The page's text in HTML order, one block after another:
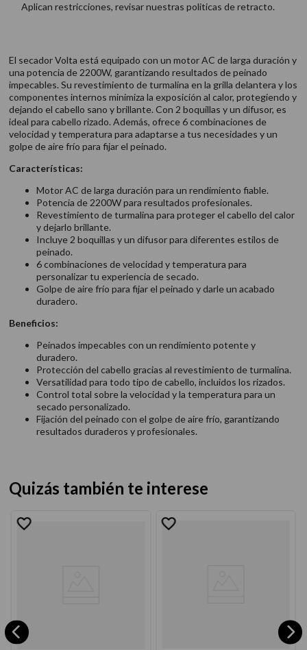
Aplican restricciones, revisar nuestras politicas de retracto.
El secador Volta está equipado con un motor AC de larga duración y
una potencia de 2200W, garantizando resultados de peinado
impecables. Su revestimiento de turmalina en la grilla delantera y los
componentes internos minimiza la exposición al calor, protegiendo y
dejando el cabello sano y brillante. Con 2 boquillas y un difusor, es
ideal para cabello rizado. Además, ofrece 6 combinaciones de
velocidad y temperatura para adaptarse a tus necesidades y un
golpe de aire frío para fijar el peinado.
Características:
Motor AC de larga duración para un rendimiento fiable.
Potencia de 2200W para resultados profesionales.
Revestimiento de turmalina para proteger el cabello del calor
y dejarlo brillante.
Incluye 2 boquillas y un difusor para diferentes estilos de
peinado.
6 combinaciones de velocidad y temperatura para
personalizar tu experiencia de secado.
Golpe de aire frío para fijar el peinado y darle un acabado
duradero.
Beneficios:
Peinados impecables con un rendimiento potente y
duradero.
Protección del cabello gracias al revestimiento de turmalina.
Versatilidad para todo tipo de cabello, incluidos los rizados.
Control total sobre la velocidad y la temperatura para un
secado personalizado.
Fijación del peinado con el golpe de aire frío, garantizando
resultados duraderos y profesionales.
Quizás también te interese